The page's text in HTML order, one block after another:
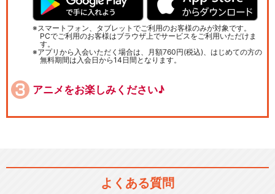
スマートフォン、タブレットでご利用のお客様のみが対象です。
PCでご利用のお客様はブラウザ上でサービスをご利用いただけま
す。
アプリから入会いただく場合は、月額760円(税込)、はじめての方の
無料期間は入会日から14日間となります。
アニメをお楽しみください♪
よくある質問